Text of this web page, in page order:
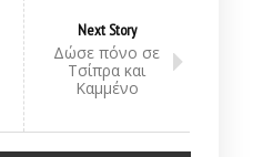
Next Story
Δώσε πόνο σε
Τσίπρα και
Καμμένο